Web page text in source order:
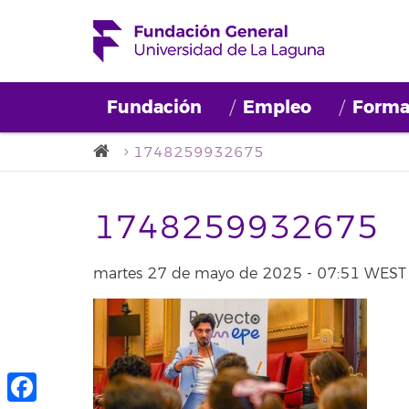
Fundación Empleo
1748259932675
1748259932675
martes 27 de mayo de 2025 - 07:51 WEST